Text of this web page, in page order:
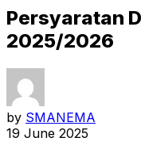
Persyaratan
2025/2026
by SMANEMA
19 June 2025